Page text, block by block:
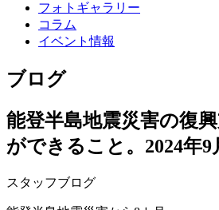
フォトギャラリー
コラム
イベント情報
ブログ
能登半島地震災害の復
ができること。 2024年9
スタッフブログ